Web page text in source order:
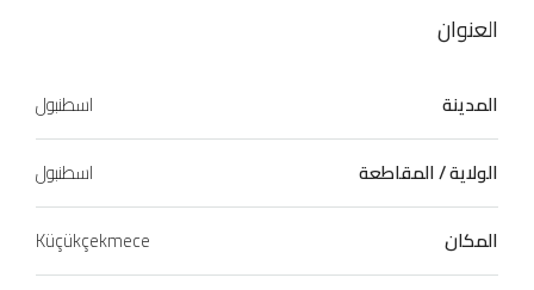
العنوان
المدينة
اسطنبول
الولاية / المقاطعة
اسطنبول
المكان
Küçükçekmece